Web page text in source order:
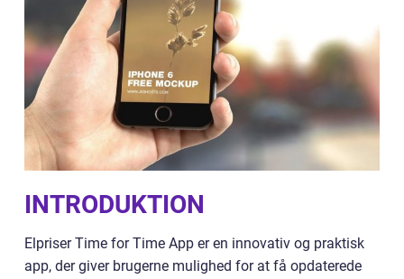
INTRODUKTION
Elpriser Time for Time App er en innovativ og praktisk
app, der giver brugerne mulighed for at få opdaterede